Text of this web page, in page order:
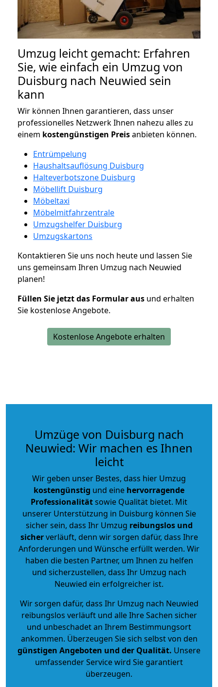
Umzug leicht gemacht: Erfahren
Sie, wie einfach ein Umzug von
Duisburg nach Neuwied sein
kann
Wir können Ihnen garantieren, dass unser
professionelles Netzwerk Ihnen nahezu alles zu
einem kostengünstigen Preisanbieten können.
Entrümpelung
Haushaltsauflösung Duisburg
Halteverbotszone Duisburg
Möbellift Duisburg
Möbeltaxi
Möbelmitfahrzentrale
Umzugshelfer Duisburg
Umzugskartons
Kontaktieren Sie uns noch heute und lassen Sie
uns gemeinsam Ihren Umzug nach Neuwied
planen!
Füllen Sie jetzt das Formular aus und erhalten
Sie kostenlose Angebote.
Kostenlose Angebote erhalten
Umzüge von Duisburg nach
Neuwied: Wir machen es Ihnen
leicht
Wir geben unser Bestes, dass hier Umzug
kostengünstig und eine hervorragende
Professionalitätsowie Qualität bietet. Mit
unserer Unterstützung in Duisburg können Sie
sicher sein, dass Ihr Umzug reibungslos und
sicherverläuft, denn wir sorgen dafür, dass Ihre
Anforderungen und Wünsche erfüllt werden. Wir
haben die besten Partner, um Ihnen zu helfen
und sicherzustellen, dass Ihr Umzug nach
Neuwied ein erfolgreicher ist.
Wir sorgen dafür, dass Ihr Umzug nach Neuwied
reibungslos verläuft und alle Ihre Sachen sicher
und unbeschadet an Ihrem Bestimmungsort
ankommen. Überzeugen Sie sich selbst von den
günstigen Angeboten und der Qualität. Unsere
umfassender Service wird Sie garantiert
überzeugen.